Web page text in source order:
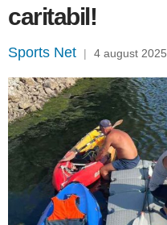
caritabil!
Sports Net | 4 august 2025